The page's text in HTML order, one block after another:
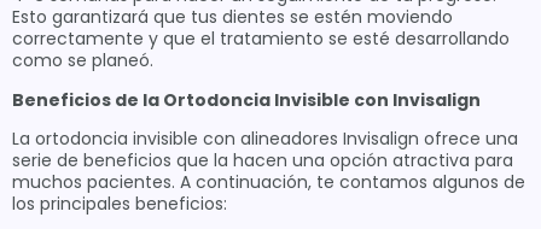
Esto garantizará que tus dientes se estén moviendo
correctamente y que el tratamiento se esté desarrollando
como se planeó.
Beneficios de la Ortodoncia Invisible con Invisalign
La ortodoncia invisible con alineadores Invisalign ofrece una
serie de beneficios que la hacen una opción atractiva para
muchos pacientes. A continuación, te contamos algunos de
los principales beneficios: